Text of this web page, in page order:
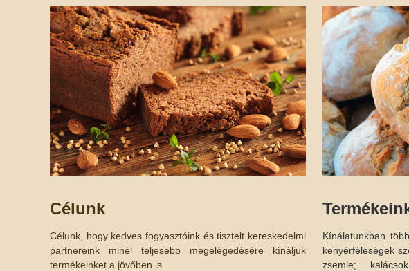
Célunk
Célunk, hogy kedves fogyasztóink és tisztelt kereskedelmi
partnereink minél teljesebb megelégedésére kínáljuk
termékeinket a jövőben is.
Kínálatunkban
kenyérféleségek
zsemle;